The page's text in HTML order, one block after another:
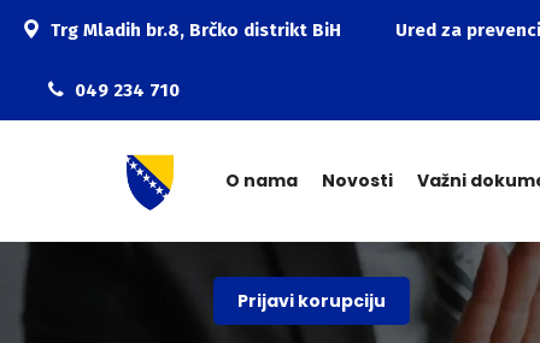
Trg Mladih br.8, Brčko distrikt BiH Ured za
049 234 710
O nama Novosti Važni
Prijavi korupciju